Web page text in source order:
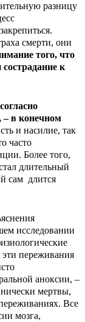
разницу
смерти, они
того, что
к
– в конечном
и насилие, так
часто
Более того,
длительный
сам длится
исследовании
переживания
аноксии, –
мертвы,
Все
мозга,